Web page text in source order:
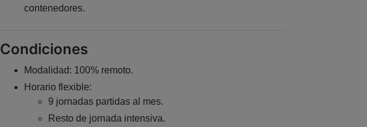
contenedores.
Condiciones
Modalidad: 100% remoto.
Horario flexible:
9 jornadas partidas al mes.
Resto de jornada intensiva.